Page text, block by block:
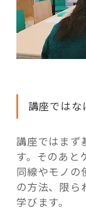
講座ではな
講座ではまず
す。そのあと
同線やモノの
の方法、限ら
学びます。